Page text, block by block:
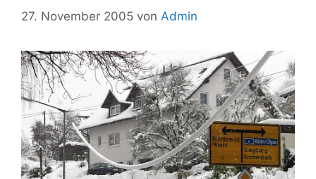
27. November 2005 von Admin